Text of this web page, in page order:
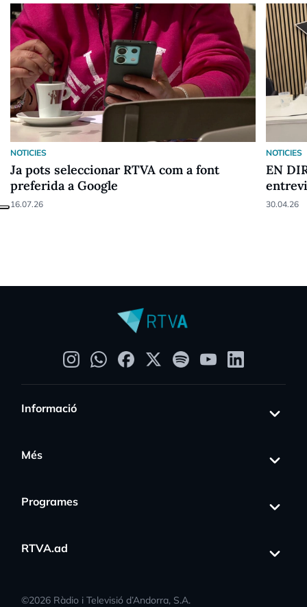
NOTICIES
Ja pots seleccionar RTVA com a font
preferida a Google
16.07.26
NOTICIES
EN
30.04.26
Informació
Més
Programes
RTVA.ad
©2026 Ràdio i Televisió d’Andorra, S.A.